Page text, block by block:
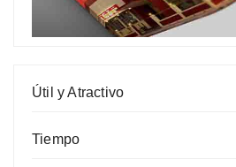
Útil y Atractivo
Tiempo